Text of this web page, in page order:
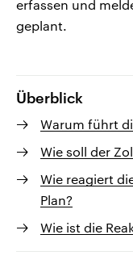
erfassen und
geplant.
Überblick
Warum führt
Wie soll der
Wie reagiert
Plan?
Wie ist die